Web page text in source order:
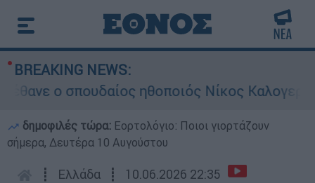
BREAKING NEWS:
ο σπουδαίος ηθοποιός Νίκος
δημοφιλές τώρα: Εορτολόγιο: Ποιοι γιορτάζουν
σήμερα, Δευτέρα 10 Αυγούστου
┋ Ελλάδα ┋ 10.06.2026 22:35